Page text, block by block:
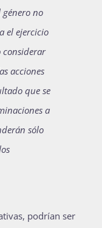
género no
el ejercicio
considerar
acciones
que se
a
sólo
podrían ser